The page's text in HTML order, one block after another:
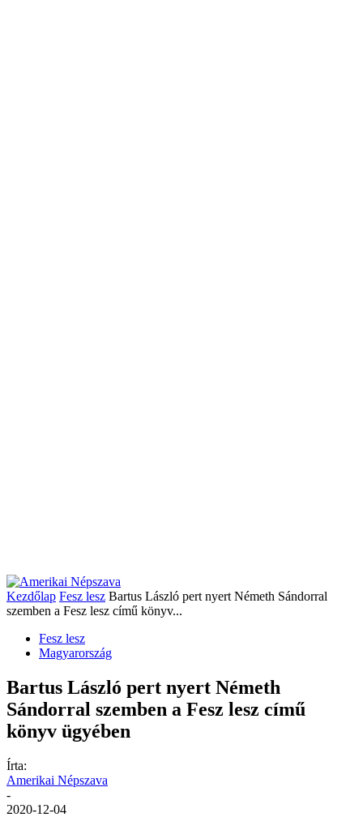
Kezdőlap Fesz lesz Bartus László pert nyert Németh Sándorral
szemben a Fesz lesz című könyv...
Fesz lesz
Magyarország
Bartus László pert nyert Németh
Sándorral szemben a Fesz lesz című
könyv ügyében
Írta:
Amerikai Népszava
-
2020-12-04